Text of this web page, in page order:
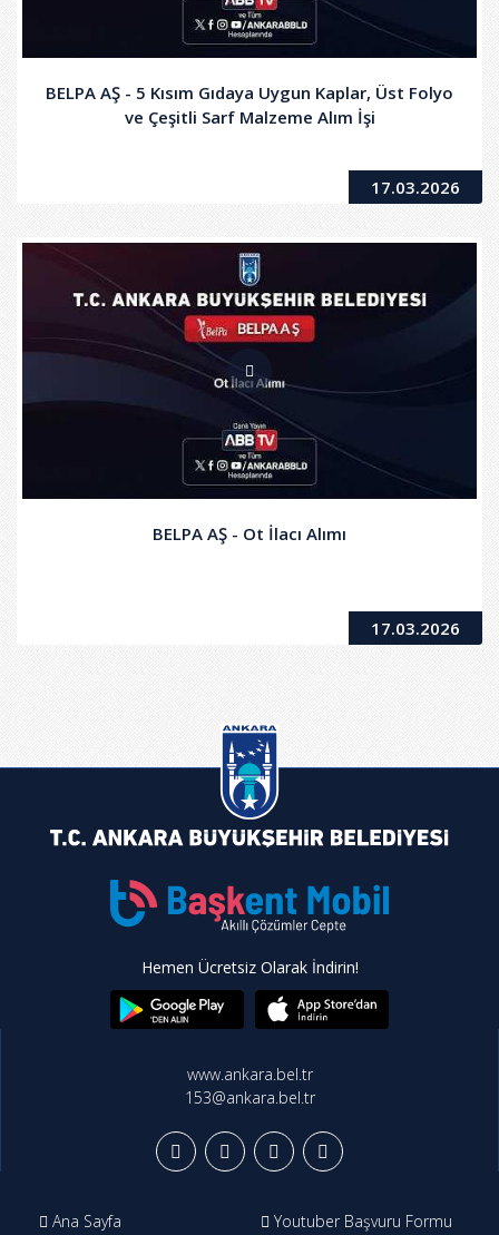
BELPA AŞ - 5 Kısım Gıdaya Uygun Kaplar, Üst Folyo
ve Çeşitli Sarf Malzeme Alım İşi
17.03.2026
BELPA AŞ - Ot İlacı Alımı
17.03.2026
Hemen Ücretsiz Olarak İndirin!
www.ankara.bel.tr
153@ankara.bel.tr
Ana Sayfa Youtuber Başvuru Formu